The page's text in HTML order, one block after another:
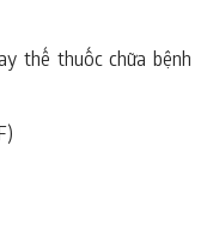
thế thuốc chữa bệnh